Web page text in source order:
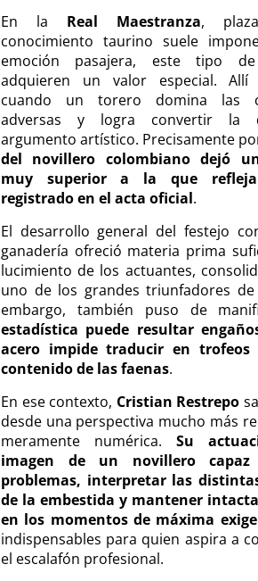
En la Real Maestranza,
conocimiento taurino suele
emoción pasajera, este tipo de
adquieren un valor especial. Allí
cuando un torero domina las
adversas y logra convertir la
argumento artístico. Precisamente
del novillero colombiano dejó
muy superior a la que
registrado en el acta oficial.
El desarrollo general del festejo
ganadería ofreció materia prima
lucimiento de los actuantes,
uno de los grandes triunfadores de
embargo, también puso de
estadística puede resultar
acero impide traducir en trofeos
contenido de las faenas.
En ese contexto, Cristian Restrepo
desde una perspectiva mucho más
meramente numérica. Su
imagen de un novillero capaz
problemas, interpretar las
de la embestida y mantener
en los momentos de máxima
indispensables para quien aspira a
el escalafón profesional.